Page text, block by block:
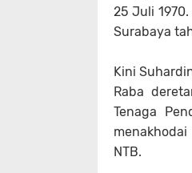
25 Juli
Surabaya
Kini
Raba
Tenaga
menakhodai
NTB.